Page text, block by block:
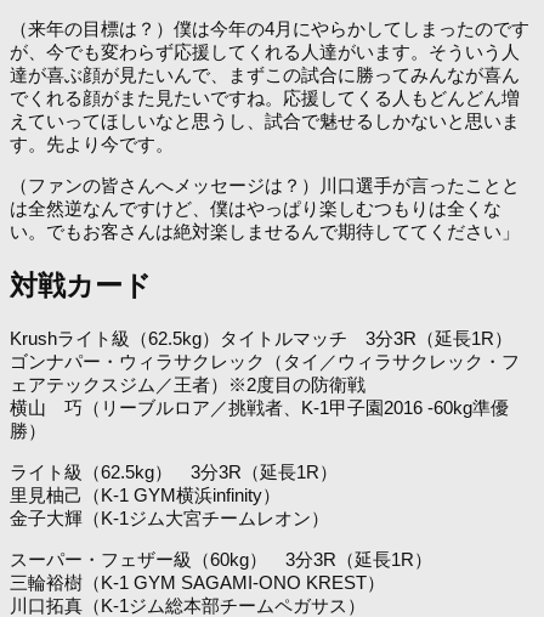
（来年の目標は？）僕は今年の4月にやらかしてしまったのです
が、今でも変わらず応援してくれる人達がいます。そういう人
達が喜ぶ顔が見たいんで、まずこの試合に勝ってみんなが喜ん
でくれる顔がまた見たいですね。応援してくる人もどんどん増
えていってほしいなと思うし、試合で魅せるしかないと思いま
す。先より今です。
（ファンの皆さんへメッセージは？）川口選手が言ったことと
は全然逆なんですけど、僕はやっぱり楽しむつもりは全くな
い。でもお客さんは絶対楽しませるんで期待しててください」
対戦カード
Krushライト級（62.5kg）タイトルマッチ 3分3R（延長1R）
ゴンナパー・ウィラサクレック（タイ／ウィラサクレック・フ
ェアテックスジム／王者）※2度目の防衛戦
横山 巧（リーブルロア／挑戦者、K-1甲子園2016 -60kg準優
勝）
ライト級（62.5kg） 3分3R（延長1R）
里見柚己（K-1 GYM横浜infinity）
金子大輝（K-1ジム大宮チームレオン）
スーパー・フェザー級（60kg） 3分3R（延長1R）
三輪裕樹（K-1 GYM SAGAMI-ONO KREST）
川口拓真（K-1ジム総本部チームペガサス）